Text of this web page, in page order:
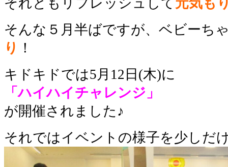
そんな５月半ばですが、ベビーち
り ！
キドキドでは5月12日(木)に
「ハイハイチャレンジ」
が開催されました♪
それではイベントの様子を少しだ